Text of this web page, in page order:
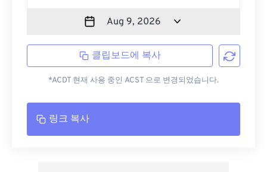
클립보드에 복사
*ACDT 현재 사용 중인 ACST 으로 변경되었습니다.
링크 복사